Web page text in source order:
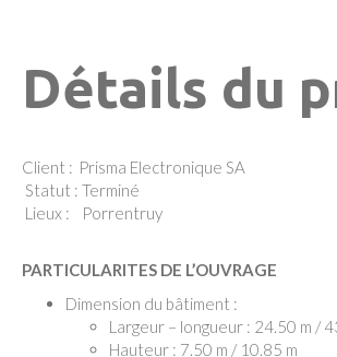
Détails du
Client : Prisma Electronique SA
Statut : Terminé
Lieux :
Porrentruy
PARTICULARITES DE L’OUVRAGE
Dimension du bâtiment :
Largeur – longueur : 24.50 m /
Hauteur : 7.50 m / 10.85 m